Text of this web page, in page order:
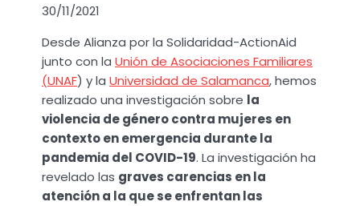
30/11/2021
Desde Alianza por la Solidaridad-ActionAid
junto con la Unión de Asociaciones Familiares
(UNAF) y la Universidad de Salamanca, hemos
realizado una investigación sobre la
violencia de género contra mujeres en
contexto en emergencia durante la
pandemia del COVID-19. La investigación ha
revelado las graves carencias en la
atención a la que se enfrentan las